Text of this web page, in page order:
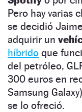
Pero hay varias
se decidió
adquirir un
híbrido que
del petróleo,
300 euros en
Samsung
se lo ofreció.